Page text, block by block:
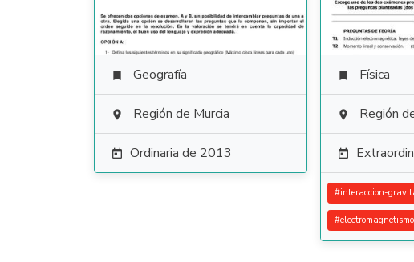
 Geografía
 Región de Murcia
 Ordinaria de 2013
 Física
 Región

#interaccion-
#electromagnetismo